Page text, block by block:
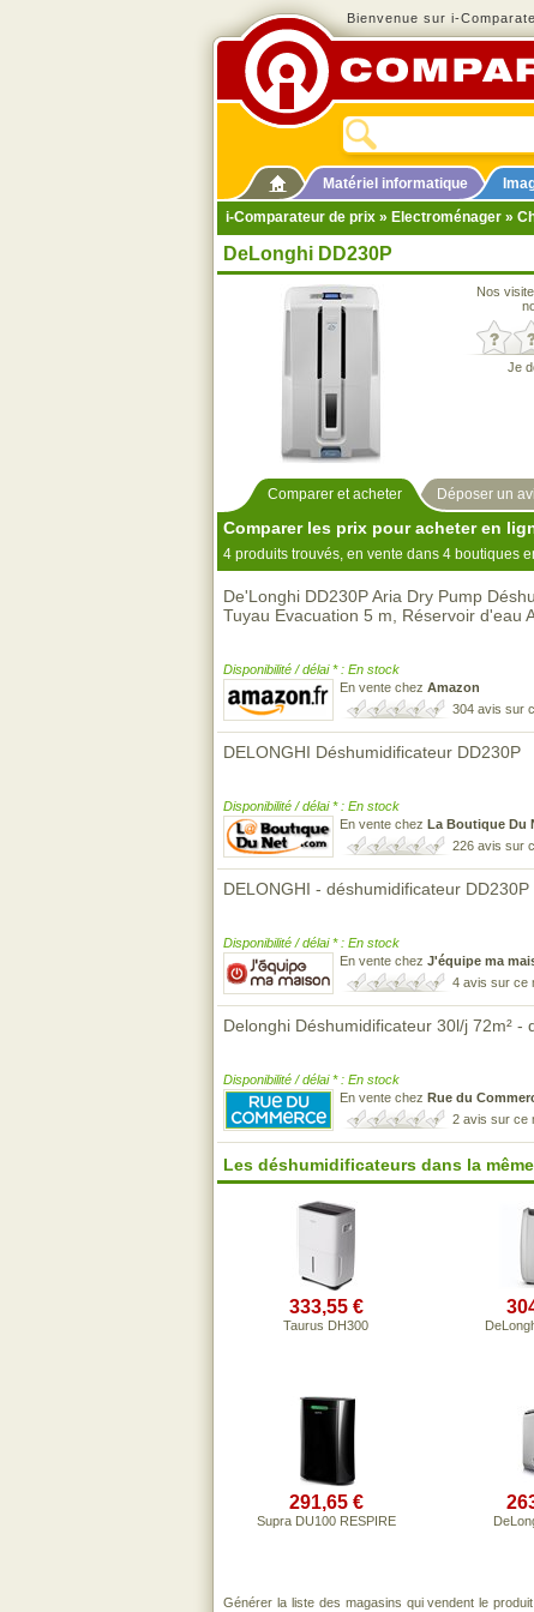
Bienvenue sur i-
Matériel informatique
i-Comparateur de prix » Electroménager »
DeLonghi DD230P
Nos
Je
Comparer et acheter Déposer un
Comparer les prix pour acheter en
4 produits trouvés, en vente dans 4 boutiques
De'Longhi DD230P Aria Dry Pump
Tuyau Evacuation 5 m, Réservoir d'eau
Disponibilité / délai * : En stock
En vente chez Amazon
304 avis sur
DELONGHI Déshumidificateur DD230P
Disponibilité / délai * : En stock
En vente chez La Boutique Du
226 avis sur
DELONGHI - déshumidificateur DD230P
Disponibilité / délai * : En stock
En vente chez J'équipe ma
4 avis sur ce
Delonghi Déshumidificateur 30l/j 72m² -
Disponibilité / délai * : En stock
En vente chez Rue du
2 avis sur ce
Les déshumidificateurs dans la
333,55 €
Taurus DH300
291,65 €
Supra DU100 RESPIRE
Générer la liste des magasins qui vendent le